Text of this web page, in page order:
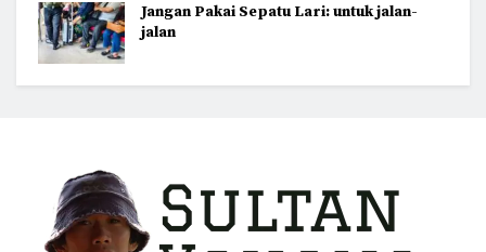
Jangan Pakai Sepatu Lari: untuk jalan-
jalan